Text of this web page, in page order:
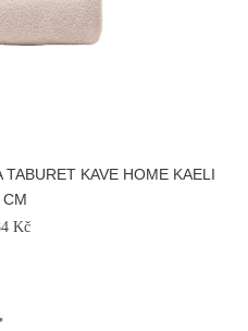
KAVE HOME KAELI
Kč